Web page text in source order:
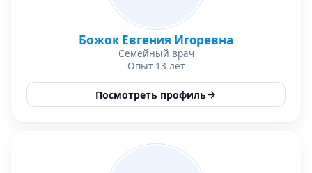
Божок Евгения Игоревна
Семейный врач
Опыт 13 лет
Посмотреть профиль